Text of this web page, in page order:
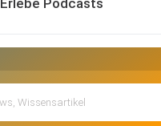
Erlebe Podcasts